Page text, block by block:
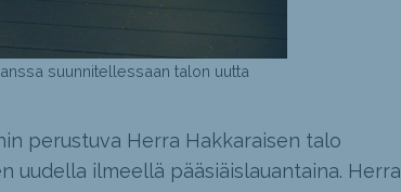
suunnitellessaan talon uutta
perustuva Herra Hakkaraisen talo
uudella ilmeellä pääsiäislauantaina. Herra